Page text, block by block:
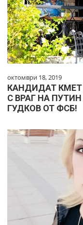
октомври 18, 2019
КАНДИДАТ КМЕТ
С ВРАГ НА
ГУДКОВ ОТ ФСБ!